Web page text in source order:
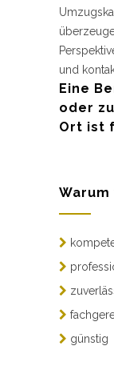
und
Eine
oder
Ort ist
Warum
günstig